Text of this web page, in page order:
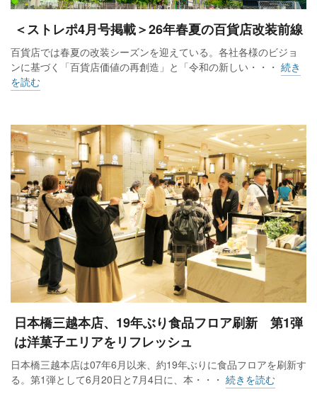
＜ストレポ4月号掲載＞26年春夏の百貨店改装前線
百貨店では春夏の改装シーズンを迎えている。各社各様のビジョ
ンに基づく「百貨店価値の再創造」と「令和の新しい・・・ 続き
を読む
日本橋三越本店、19年ぶり食品フロア刷新 第1弾
は洋菓子エリアをリフレッシュ
日本橋三越本店は07年6月以来、約19年ぶりに食品フロアを刷新す
る。第1弾として6月20日と7月4日に、本・・・ 続きを読む